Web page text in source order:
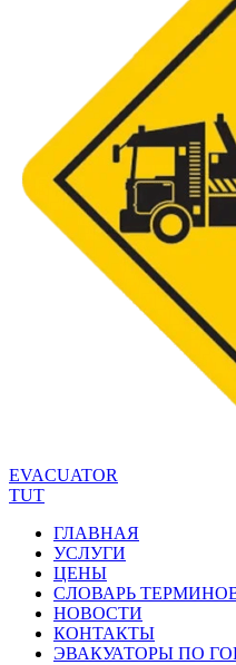
EVACUATOR
TUT
ГЛАВНАЯ
УСЛУГИ
ЦЕНЫ
СЛОВАРЬ
НОВОСТИ
КОНТАКТЫ
ЭВАКУАТОРЫ ПО